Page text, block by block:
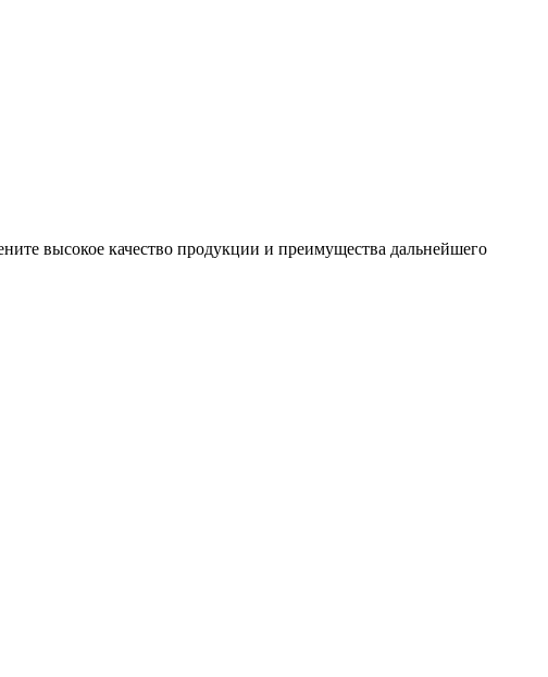
высокое качество продукции и преимущества дальнейшего